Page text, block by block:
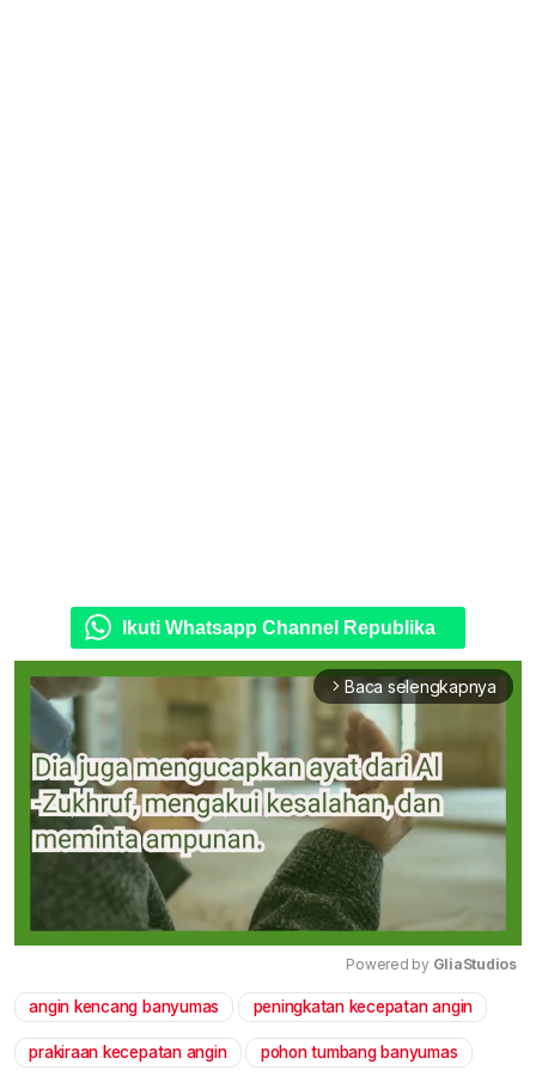
Ikuti Whatsapp Channel Republika
arrow_forward_ios Baca selengkapnya
Mute
Powered by GliaStudios
angin kencang banyumas peningkatan kecepatan angin
prakiraan kecepatan angin pohon tumbang banyumas